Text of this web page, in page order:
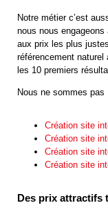
Notre métier c’est
nous nous
aux prix les plus
référencement naturel
les 10 premiers
Nous ne sommes pas
Création site
Création site
Création site
Création site
Des prix attractifs